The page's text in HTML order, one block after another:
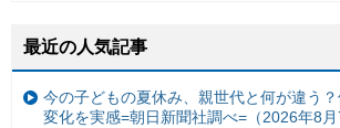
最近の人気記事
今の子どもの夏休み、親世代と何が違う
変化を実感=朝日新聞社調べ=（2026年8月